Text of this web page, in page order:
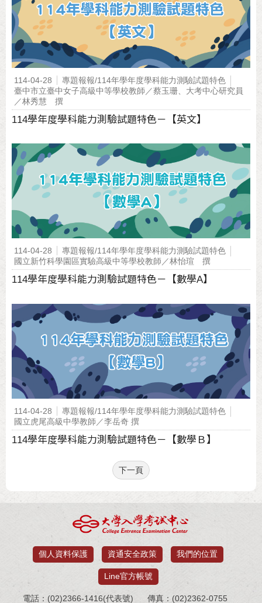
114-04-28
專題報報/114年學年度學科能力測驗試題特色
臺中市立臺中女子高級中等學校教師／蔡玉珊、大考中心研究員
／林秀慧 撰
114學年度學科能力測驗試題特色－【英文】
114-04-28
專題報報/114年學年度學科能力測驗試題特色
國立新竹科學園區實驗高級中等學校教師／林怡瑄 撰
114學年度學科能力測驗試題特色－【數學A】
114-04-28
專題報報/114年學年度學科能力測驗試題特色
國立虎尾高級中學教師／李岳奇 撰
114學年度學科能力測驗試題特色－【數學Ｂ】
下一頁
個人資料保護 資通安全政策 我們的位置
Line官方帳號
電話：(02)2366-1416(代表號) 傳真：(02)2362-0755